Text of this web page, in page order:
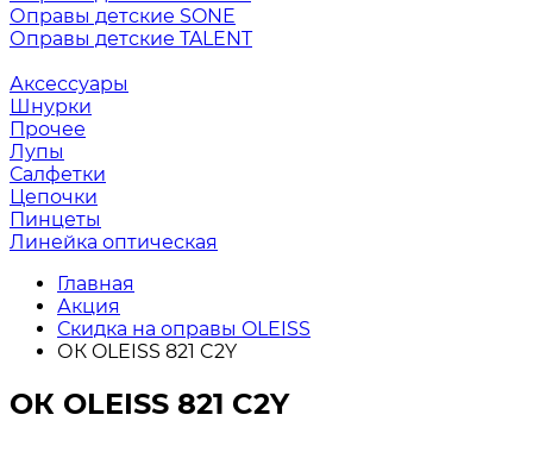
Оправы детские SONE
Оправы детские TALENT
Аксессуары
Шнурки
Прочее
Лупы
Салфетки
Цепочки
Пинцеты
Линейка оптическая
Главная
Акция
Скидка на оправы OLEISS
ОК OLEISS 821 C2Y
ОК OLEISS 821 C2Y